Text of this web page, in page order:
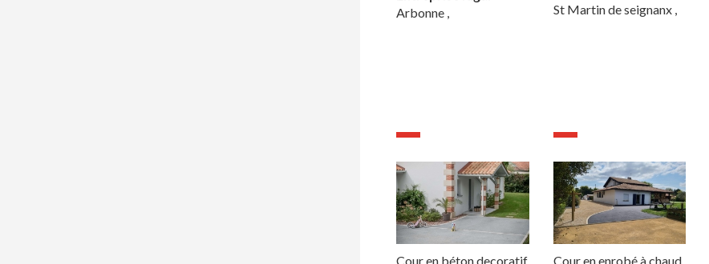
Arbonne ,
St Martin de seignanx ,
Cour en béton decoratif
Cour en enrobé à chaud